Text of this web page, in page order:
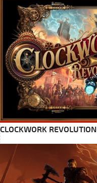
CLOCKWORK REVOLUTION